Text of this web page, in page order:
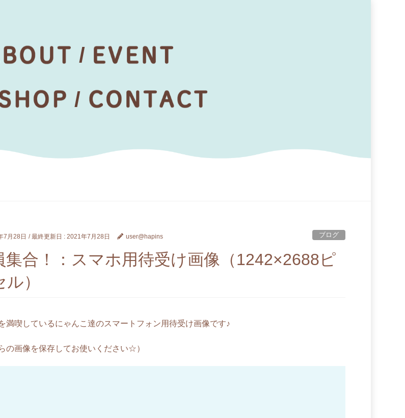
7月28日 / 最終更新日 : 2021年7月28日 user@hapins ブログ
集合！：スマホ用待受け画像（1242×2688ピ
）
満喫しているにゃんこ達のスマートフォン用待受け画像です♪
の画像を保存してお使いください☆）